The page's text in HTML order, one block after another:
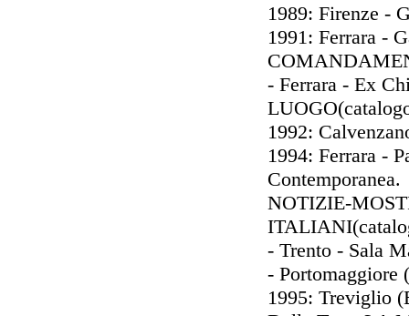
1989: Firenze -
1991: Ferrara -
- Ferrara - Ex
1992:
1994: Ferrara -
Contemporanea.
NOTIZIE-
- Trento - Sala
-
1995: Treviglio